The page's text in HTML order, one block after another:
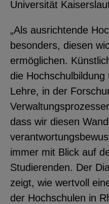
Universität
„Als ausrichtende
besonders, diesen
ermöglichen.
die
Lehre, in der
dass wir diesen
immer mit Blick auf
Studierenden. Der
zeigt, wie wertvoll
der Hochschulen in